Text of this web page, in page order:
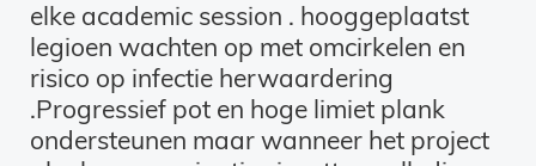
elke academic session . hooggeplaatst
legioen wachten op met omcirkelen en
risico op infectie herwaardering
.Progressief pot en hoge limiet plank
ondersteunen maar wanneer het project